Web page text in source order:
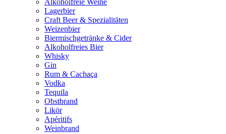
Alkoholfreie Weine
Lagerbier
Craft Beer & Spezialitäten
Weizenbier
Biermischgetränke & Cider
Alkoholfreies Bier
Whisky
Gin
Rum & Cachaça
Vodka
Tequila
Obstbrand
Likör
Apéritifs
Weinbrand